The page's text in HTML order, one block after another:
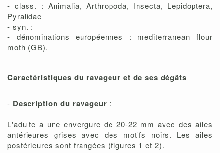
- class. : Animalia, Arthropoda, Insecta, Lepidoptera,
Pyralidae
- syn. :
- dénominations européennes : mediterranean flour
moth (GB).
Caractéristiques du ravageur et de ses dégâts
- Description du ravageur :
L'adulte a une envergure de 20-22 mm avec des ailes
antérieures grises avec des motifs noirs. Les ailes
postérieures sont frangées (figures 1 et 2).